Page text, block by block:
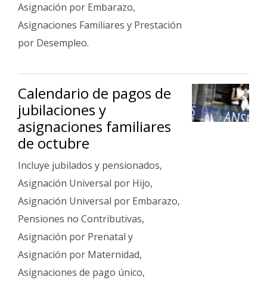
Asignación por Embarazo,
Asignaciones Familiares y Prestación
por Desempleo.
Calendario de pagos de
jubilaciones y
asignaciones familiares
de octubre
Incluye jubilados y pensionados,
Asignación Universal por Hijo,
Asignación Universal por Embarazo,
Pensiones no Contributivas,
Asignación por Prenatal y
Asignación por Maternidad,
Asignaciones de pago único,